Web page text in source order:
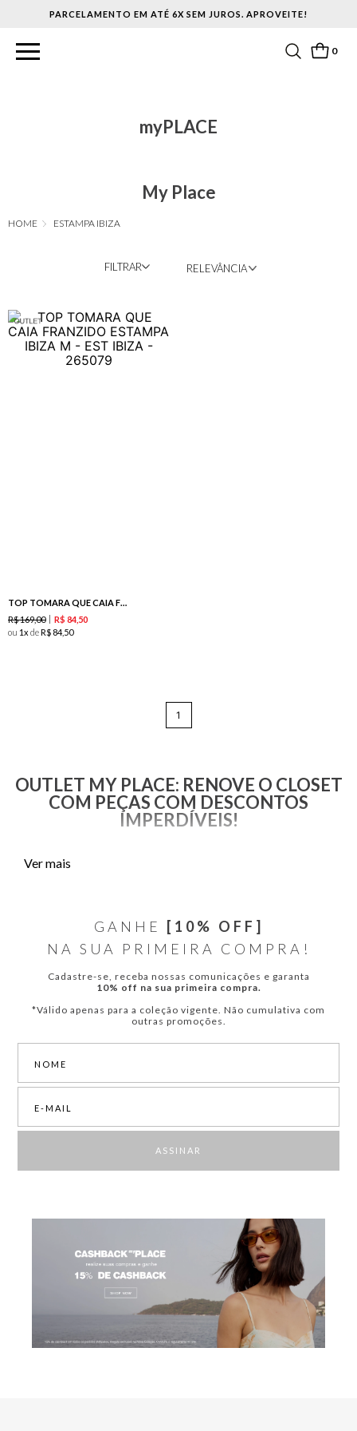
PARCELAMENTO EM ATÉ 6X SEM JUROS. APROVEITE!
0
myPLACE
My Place
ESTAMPA IBIZA
FILTRAR RELEVÂNCIA
TOP TOMARA QUE CAIA FRANZIDO ESTAMPA IBIZA
R$169,00 R$ 84 50
ou 1 deR$ 84 50
1
OUTLET MY PLACE: RENOVE O CLOSET
COM PEÇAS COM DESCONTOS
IMPERDÍVEIS!
Explore os achados da My Place e aproveite as ofertas incríveis para
Navegue pela página e descubra a nossa lista de produtos em
promoção! Aqui,estão disponíveis peças deslumbrantes,
para te acompanhar em toda ocasião.
Os vestidos femininos em promoção da My Place exploram
longas, midi, curtas e para festas. Traga mais sofisticação à sua
produção em qualquer ocasião!
Calças femininas jeans e alfaiataria em promoção
Perfeitas para quem prioriza o conforto e a praticidade,as calças
tipos de blusas femininas em outlet para compor o seu look do dia a dia.
São artigos em cortes únicos e estampas exclusivas que vão trazer um
toque de autenticidade ao seu visual — aproveite!
Saias em bazar curtas, midi e longas
Com preços irresistíveis, o bazar de saias da My Place chegou para
fazer você renovar o guarda-roupa einvestir na versatilidade da
diárias. São opções curtas, midi, longas,
Ver mais
GANHE
[10% OFF]
NA SUA PRIMEIRA COMPRA!
Cadastre-se, receba nossas comunicações e garanta
10% off na sua primeira compra.
*Válido apenas para a coleção vigente. Não cumulativa com
outras promoções.
ASSINAR